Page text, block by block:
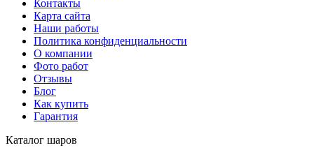
Контакты
Карта сайта
Наши работы
Политика конфиденциальности
О компании
Фото работ
Отзывы
Блог
Как купить
Гарантия
Каталог шаров